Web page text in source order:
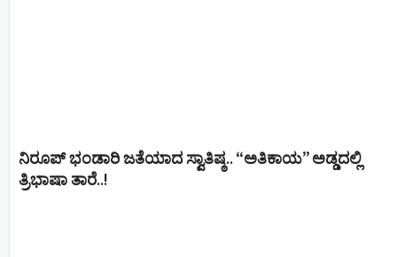
ನಿರೂಪ್ ಭಂಡಾರಿ ಜತೆಯಾದ ಸ್ವಾತಿಷ್ಠ.. “ಅತಿಕಾಯ” ಅಡ್ಡದಲ್ಲಿ
ತ್ರಿಭಾಷಾ ತಾರೆ..!